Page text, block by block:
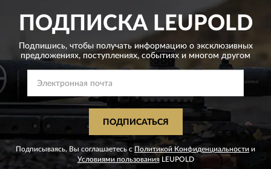
ПОДПИСКАLEUPOLD
Подпишись, чтобы получать информацию о эксклюзивных
предложениях, поступлениях, событиях и многом другом
ПОДПИСАТЬСЯ
Подписываясь, Вы соглашаетесь с Политикой Конфиденциальности и
Условиями пользованияLEUPOLD